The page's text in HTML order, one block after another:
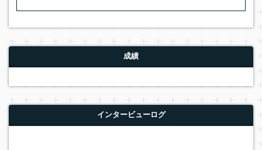
成績
インタービューログ